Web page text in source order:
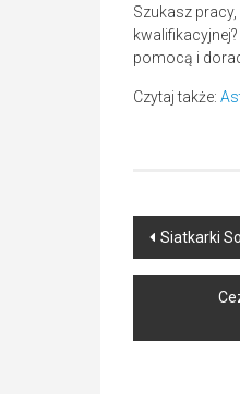
Szukasz
pomocą i
Czytaj także:
Post
Siatkarki